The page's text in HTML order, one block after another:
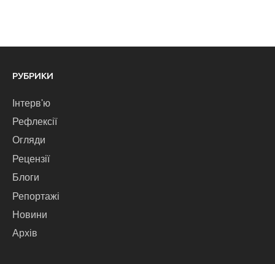
РУБРИКИ
Інтерв'ю
Рефлексії
Огляди
Рецензії
Блоги
Репортажі
Новини
Архів